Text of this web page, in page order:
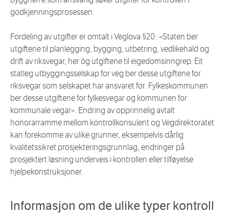
godkjenningsprosessen.
Fordeling av utgifter er omtalt i Veglova §20: «Staten ber
utgiftene til planlegging, bygging, utbetring, vedlikehald og
drift av riksvegar, her òg utgiftene til eigedomsinngrep. Eit
statleg utbyggingsselskap for veg ber desse utgiftene for
riksvegar som selskapet har ansvaret for. Fylkeskommunen
ber desse utgiftene for fylkesvegar og kommunen for
kommunale vegar». Endring av opprinnelig avtalt
honorarramme mellom kontrollkonsulent og Vegdirektoratet
kan forekomme av ulike grunner, eksempelvis dårlig
kvalitetssikret prosjekteringsgrunnlag, endringer på
prosjektert løsning underveis i kontrollen eller tilføyelse
hjelpekonstruksjoner.
Informasjon om de ulike typer kontroll